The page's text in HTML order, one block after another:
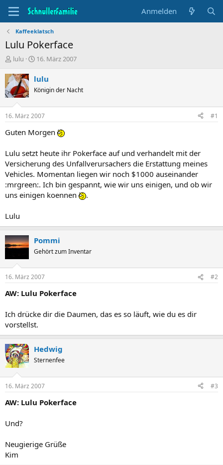
Anmelden
Kaffeeklatsch
Lulu Pokerface
T
e
m
e
n
t
a
e
r
lulu
B
g
n
d
a
t
16. März 2007
lulu
Königin der Nacht
16. März 2007 #1
Guten Morgen
Lulu setzt heute ihr Pokerface auf und verhandelt mit der
Versicherung des Unfallverursachers die Erstattung meines
Vehicles. Momentan liegen wir noch $1000 auseinander
:mrgreen:. Ich bin gespannt, wie wir uns einigen, und ob wir
uns einigen koennen
.
Lulu
Pommi
Gehört zum Inventar
16. März 2007 #2
AW: Lulu Pokerface
Ich drücke dir die Daumen, das es so läuft, wie du es dir
vorstellst.
Hedwig
Sternenfee
16. März 2007 #3
AW: Lulu Pokerface
Und?
Neugierige Grüße
Kim